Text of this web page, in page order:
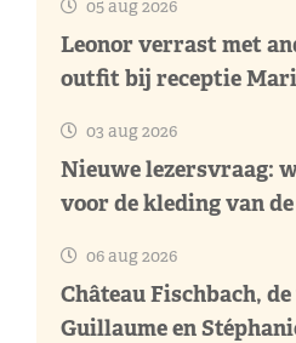
05 aug 2026
Leonor verrast met
outfit bij receptie
03 aug 2026
Nieuwe lezersvraag:
voor de kleding van
06 aug 2026
Château Fischbach,
Guillaume en